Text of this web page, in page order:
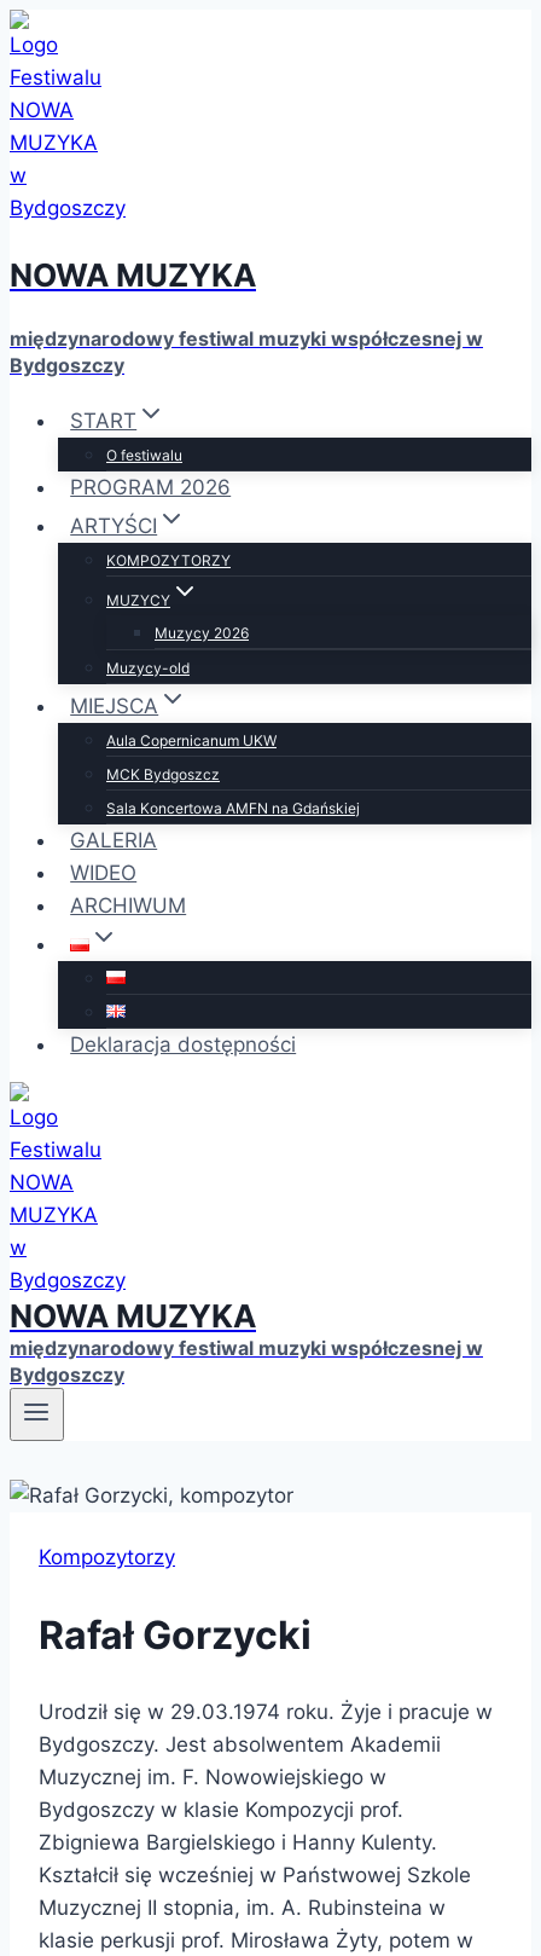
Przejdź
do
treści
NOWA MUZYKA
międzynarodowy festiwal muzyki współczesnej w
Bydgoszczy
START
O festiwalu
PROGRAM 2026
ARTYŚCI
KOMPOZYTORZY
MUZYCY
Muzycy 2026
Muzycy-old
MIEJSCA
Aula Copernicanum UKW
MCK Bydgoszcz
Sala Koncertowa AMFN na Gdańskiej
GALERIA
WIDEO
ARCHIWUM
Deklaracja dostępności
NOWA MUZYKA
międzynarodowy festiwal muzyki współczesnej w
Bydgoszczy
Kompozytorzy
Rafał Gorzycki
Urodził się w 29.03.1974 roku. Żyje i pracuje w
Bydgoszczy. Jest absolwentem Akademii
Muzycznej im. F. Nowowiejskiego w
Bydgoszczy w klasie Kompozycji prof.
Zbigniewa Bargielskiego i Hanny Kulenty.
Kształcił się wcześniej w Państwowej Szkole
Muzycznej II stopnia, im. A. Rubinsteina w
klasie perkusji prof. Mirosława Żyty, potem w